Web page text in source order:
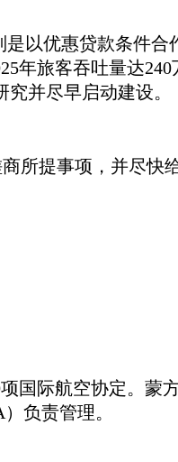
以优惠贷款条件合
年旅客吞吐量达
并尽早启动建设。
所提事项，并尽快
国际航空协定。蒙
负责管理。